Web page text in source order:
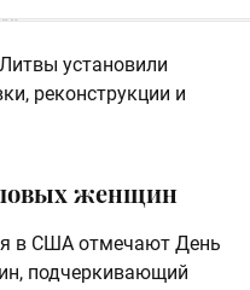
установили
реконструкции и
женщин
в США отмечают День
подчеркивающий